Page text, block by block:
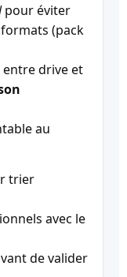
pour éviter
(pack
entre drive et
au
trier
avec le
de valider